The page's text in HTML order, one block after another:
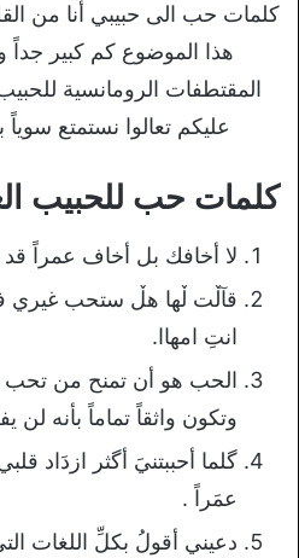
كلمات حب الى حبيبي أنا من
هذا الموضوع كم كبير
المقتطفات الرومانسية
عليكم تعالوا نستمتع
كلمات حب للحبيب
لا أخافك بل أخاف عمراً قد
قآڵت ڵھا هڵ ستحب غيري
انتِ امھاا.
الحب هو أن تمنح من تحب
وتكون واثقاً تماماً بأنه لن
گلما أحببتنيَ أگثر ازدَاد
عمَراً .
دعيني أقولُ بكلِّ اللغات